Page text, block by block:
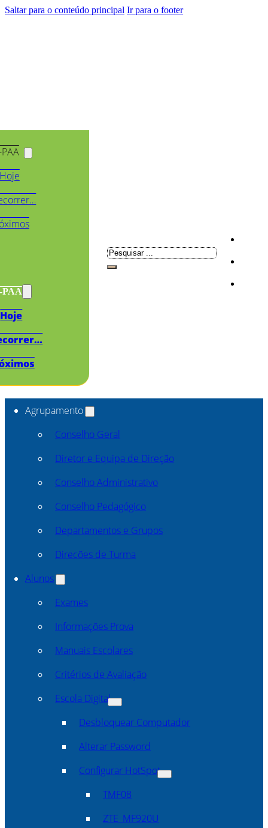
Saltar para o conteúdo principal Ir para o footer
PAA
Hoje
Pesquisar
Agrupamento
Conselho Geral
Diretor e Equipa de Direção
Conselho Administrativo
Conselho Pedagógico
Departamentos e Grupos
Direcões de Turma
Alunos
Exames
Informações Prova
Manuais Escolares
Critérios de Avaliação
Escola Digital
Desbloquear Computador
Alterar Password
Configurar HotSpot
TMF08
ZTE_MF920U